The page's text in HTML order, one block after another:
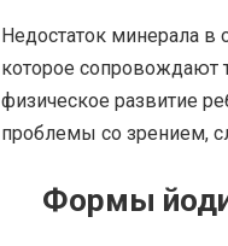
Недостаток минерала в
которое сопровождают
физическое развитие
проблемы со зрением,
Формы